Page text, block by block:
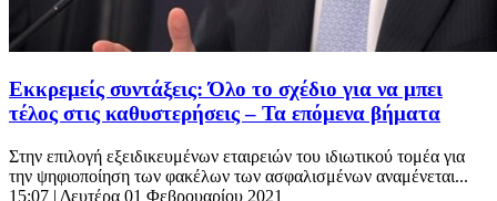
Εκκρεμείς συντάξεις: Όλο το σχέδιο για να μπει
τέλος στις καθυστερήσεις – Τα επόμενα βήματα
Στην επιλογή εξειδικευμένων εταιρειών του ιδιωτικού τομέα για
την ψηφιοποίηση των φακέλων των ασφαλισμένων αναμένεται...
15:07 | Δευτέρα 01 Φεβρουαρίου 2021